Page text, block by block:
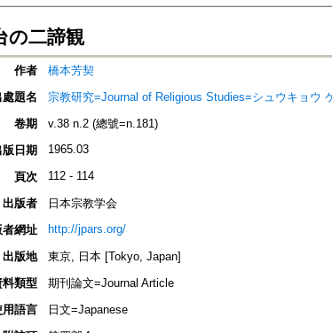
の二諦観
作者
橋本芳契
處題名
宗教研究=Journal of Religious Studies=シュウキョウ
卷期
v.38 n.2 (總號=n.181)
版日期
1965.03
頁次 112 - 114
出版者
日本宗教学会
者網址
http://jpars.org/
出版地
東京, 日本 [Tokyo, Japan]
料類型
期刊論文=Journal Article
用語言
日文=Japanese